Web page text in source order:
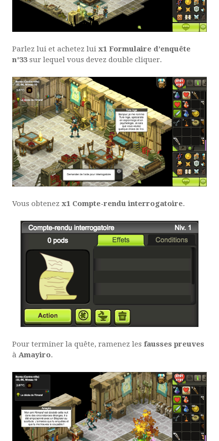
Parlez lui et achetez lui x1 Formulaire d’enquête
n°33 sur lequel vous devez double cliquer.
Vous obtenez x1 Compte-rendu interrogatoire.
Pour terminer la quête, ramenez les fausses preuves
à Amayiro.